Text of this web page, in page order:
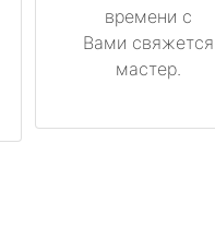
времени с
Вами свяжется
мастер.